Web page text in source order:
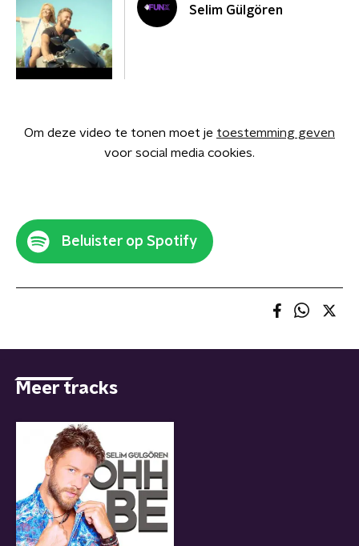
Selim Gülgören
Om deze video te tonen moet je toestemming geven
voor social media cookies.
Beluister op Spotify
Meer tracks